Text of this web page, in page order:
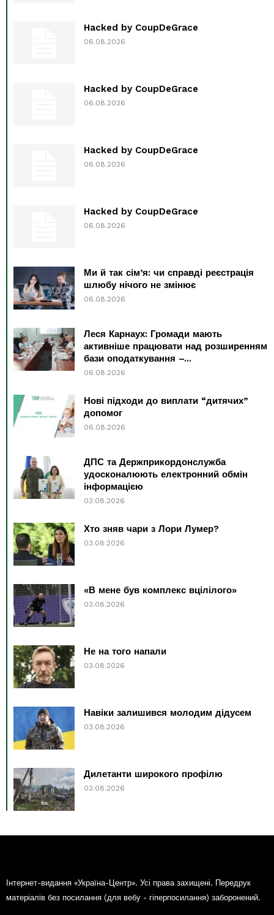
Hacked by CoupDeGrace
06.08.2026
Hacked by CoupDeGrace
06.08.2026
Hacked by CoupDeGrace
06.08.2026
Hacked by CoupDeGrace
06.08.2026
Ми й так сім’я: чи справді реєстрація
шлюбу нічого не змінює
06.08.2026
Леся Карнаух: Громади мають
активніше працювати над розширенням
бази оподаткування –...
06.08.2026
Нові підходи до виплати “дитячих”
допомог
06.08.2026
ДПС та Держприкордонслужба
удосконалюють електронний обмін
інформацією
03.08.2026
Хто зняв чари з Лори Лумер?
03.08.2026
«В мене був комплекс вцілілого»
03.08.2026
Не на того напали
03.08.2026
Навіки залишився молодим дідусем
03.08.2026
Дилетанти широкого профілю
03.08.2026
Інтернет-видання «Україна-Центр». Усі права захищені. Передрук
матеріалів без посилання (для вебу - гіперпосилання) заборонений.